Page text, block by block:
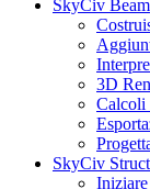
SkyCiv Beam
3D
Calcoli
SkyCiv
Iniziare